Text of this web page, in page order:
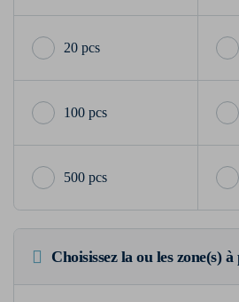
20 pcs
100 pcs
500 pcs
Choisissez la ou les zone(s)